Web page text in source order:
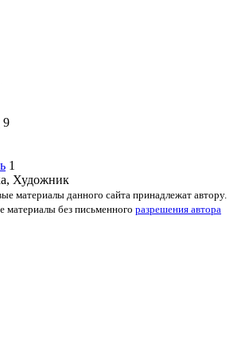
9
1
Художник
материалы данного сайта принадлежат автору.
материалы без письменного разрешения автора